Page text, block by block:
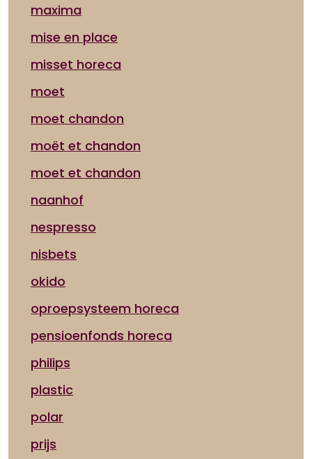
maxima
mise en place
misset horeca
moet
moet chandon
moët et chandon
moet et chandon
naanhof
nespresso
nisbets
okido
oproepsysteem horeca
pensioenfonds horeca
philips
plastic
polar
prijs